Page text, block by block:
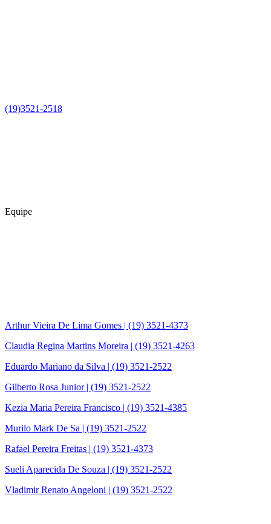
(19)3521-2518
Equipe
Arthur Vieira De Lima Gomes | (19) 3521-4373
Claudia Regina Martins Moreira | (19) 3521-4263
Eduardo Mariano da Silva | (19) 3521-2522
Gilberto Rosa Junior | (19) 3521-2522
Kezia Maria Pereira Francisco | (19) 3521-4385
Murilo Mark De Sa | (19) 3521-2522
Rafael Pereira Freitas | (19) 3521-4373
Sueli Aparecida De Souza | (19) 3521-2522
Vladimir Renato Angeloni | (19) 3521-2522